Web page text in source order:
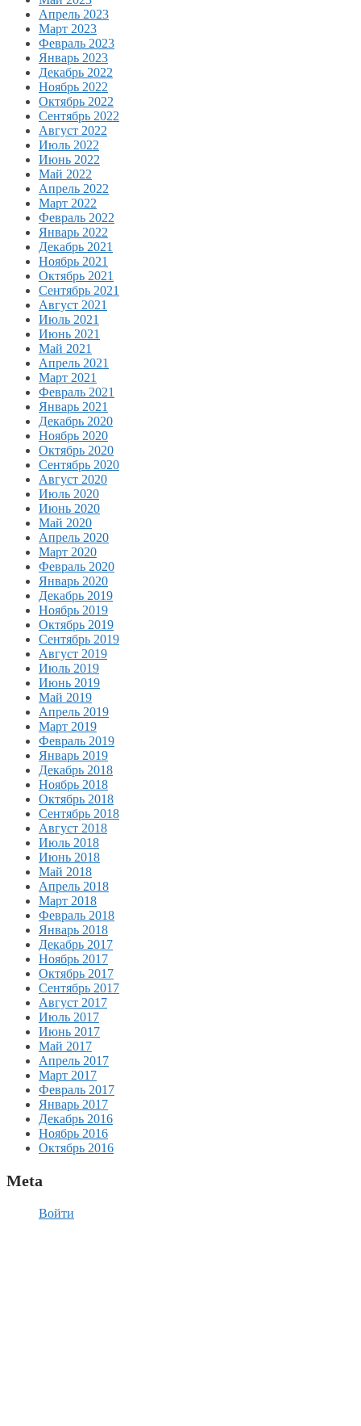
Апрель 2023
Март 2023
Февраль 2023
Январь 2023
Декабрь 2022
Ноябрь 2022
Октябрь 2022
Сентябрь 2022
Август 2022
Июль 2022
Июнь 2022
Май 2022
Апрель 2022
Март 2022
Февраль 2022
Январь 2022
Декабрь 2021
Ноябрь 2021
Октябрь 2021
Сентябрь 2021
Август 2021
Июль 2021
Июнь 2021
Май 2021
Апрель 2021
Март 2021
Февраль 2021
Январь 2021
Декабрь 2020
Ноябрь 2020
Октябрь 2020
Сентябрь 2020
Август 2020
Июль 2020
Июнь 2020
Май 2020
Апрель 2020
Март 2020
Февраль 2020
Январь 2020
Декабрь 2019
Ноябрь 2019
Октябрь 2019
Сентябрь 2019
Август 2019
Июль 2019
Июнь 2019
Май 2019
Апрель 2019
Март 2019
Февраль 2019
Январь 2019
Декабрь 2018
Ноябрь 2018
Октябрь 2018
Сентябрь 2018
Август 2018
Июль 2018
Июнь 2018
Май 2018
Апрель 2018
Март 2018
Февраль 2018
Январь 2018
Декабрь 2017
Ноябрь 2017
Октябрь 2017
Сентябрь 2017
Август 2017
Июль 2017
Июнь 2017
Май 2017
Апрель 2017
Март 2017
Февраль 2017
Январь 2017
Декабрь 2016
Ноябрь 2016
Октябрь 2016
Meta
Войти